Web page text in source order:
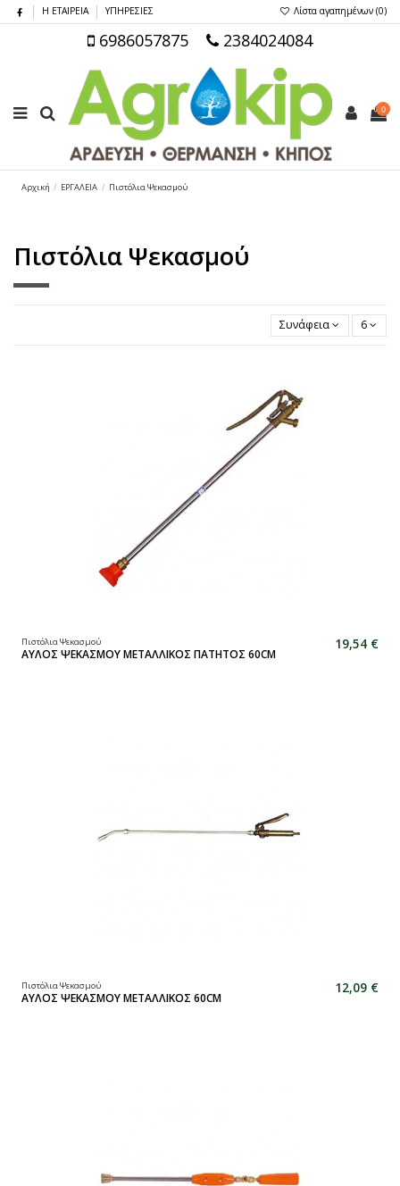
Η ΕΤΑΙΡΕΙΑ ΥΠΗΡΕΣΙΕΣ Λίστα αγαπημένων (0)
6986057875 2384024084
0
Αρχική ΕΡΓΑΛΕΙΑ Πιστόλια Ψεκασμού
Πιστόλια Ψεκασμού
Συνάφεια 6
Πιστόλια Ψεκασμού
ΑΥΛΟΣ ΨΕΚΑΣΜΟΥ ΜΕΤΑΛΛΙΚΟΣ ΠΑΤΗΤΟΣ 60CM
19,54 €
Πιστόλια Ψεκασμού
ΑΥΛΟΣ ΨΕΚΑΣΜΟΥ ΜΕΤΑΛΛΙΚΟΣ 60CM
12,09 €